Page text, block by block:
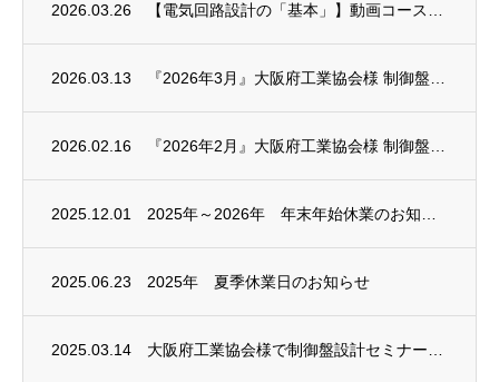
2026.03.26
2026.03.13
2026.02.16
2025.12.01
2025.06.23 2025年 夏季休業日のお知らせ
2025.03.14